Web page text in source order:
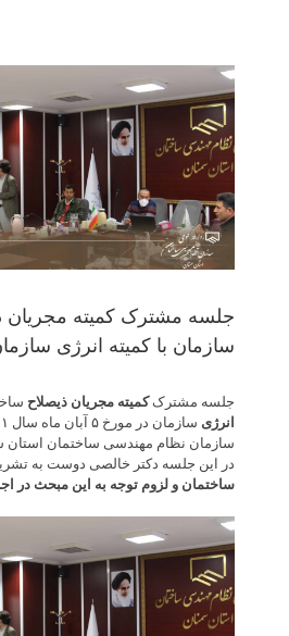
View
Larger
Image
جلسه مشترک کمیته مجریان
سازمان با کمیته انرژی
جلسه مشترککمیته مجریان ذیصلاح
انرژی
سازمان نظام مهندسی ساختمان استان
در این جلسه دکتر خالصی دوست به
ساختمان و لزوم توجه به این مبحث در